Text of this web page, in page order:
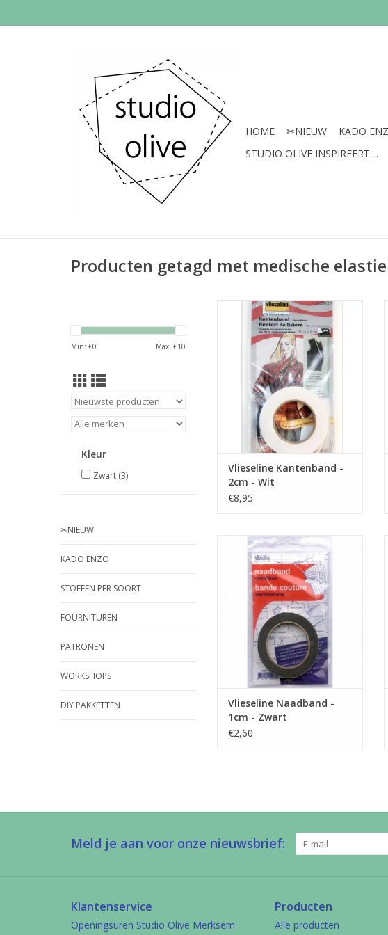
HOME ✂︎NIEUW KADO
STUDIO OLIVE INSPIREERT....
Producten getagd met medische
Min: €0 Max: €10
Kleur
Zwart (3)
✂︎NIEUW
KADO ENZO
STOFFEN PER SOORT
FOURNITUREN
PATRONEN
WORKSHOPS
DIY PAKKETTEN
Prijs per 5 m
Kantenband - 2cm - Wit
TOEVOEGEN AAN WINKELWAGEN
Vlieseline Kantenband -
2cm - Wit
€8,95
Prijs per 5 m
Naadband - 1cm - Zwart
TOEVOEGEN AAN WINKELWAGEN
Vlieseline Naadband -
1cm - Zwart
€2,60
Meld je aan voor onze nieuwsbrief:
Klantenservice
Openingsuren Studio Olive Merksem
Producten
Alle producten